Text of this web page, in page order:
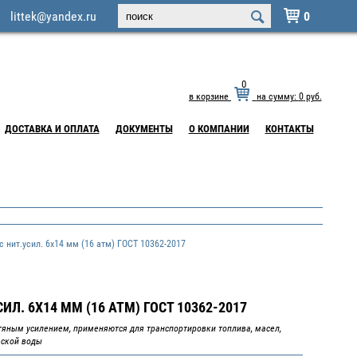
 0
littek@yandex.ru
в корзине
0
на сумму: 0руб.
ДОСТАВКА И ОПЛАТА ДОКУМЕНТЫ О КОМПАНИИ КОНТАКТЫ
6х14 мм (16 атм) ГОСТ 10362-2017
6Х14 ММ (16 АТМ) ГОСТ 10362-2017
усилением, применяются для транспортировки топлива, масел,
воды